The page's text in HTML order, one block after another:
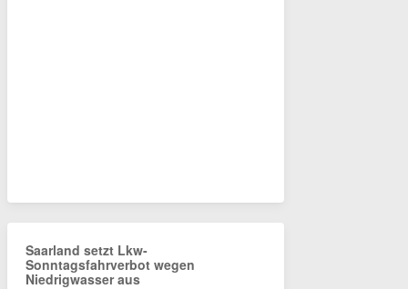
Saarland setzt Lkw-
Sonntagsfahrverbot wegen
Niedrigwasser aus